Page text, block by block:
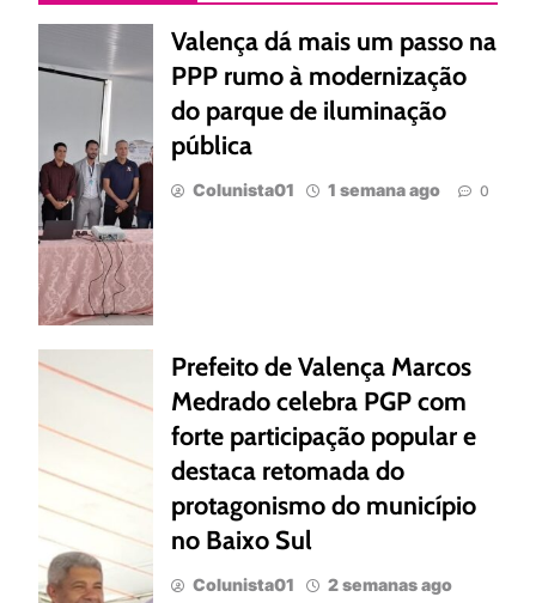
Valença dá mais um passo na
PPP rumo à modernização
do parque de iluminação
pública
Colunista01 1 semana ago 0
Prefeito de Valença Marcos
Medrado celebra PGP com
forte participação popular e
destaca retomada do
protagonismo do município
no Baixo Sul
Colunista01 2 semanas ago